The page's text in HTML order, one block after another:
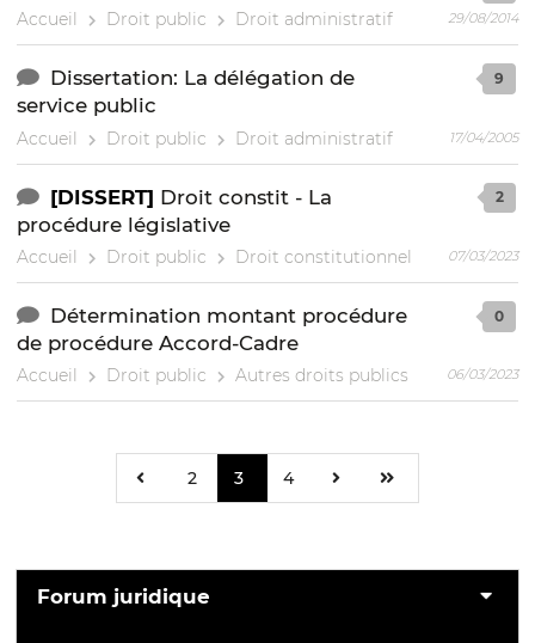
Accueil Droit public Droit administratif 29/08/2014
Dissertation: La délégation de
service public
Accueil Droit public Droit administratif
9
17/04/2005
[DISSERT] Droit constit - La
procédure législative
Accueil Droit public Droit constitutionnel
2
07/03/2023
Détermination montant procédure
de procédure Accord-Cadre
Accueil Droit public Autres droits publics
0
06/03/2023
2 3 4
Forum juridique